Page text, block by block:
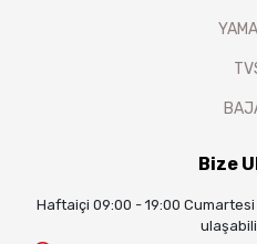
Bize
Haftaiçi 09:00 - 19:00